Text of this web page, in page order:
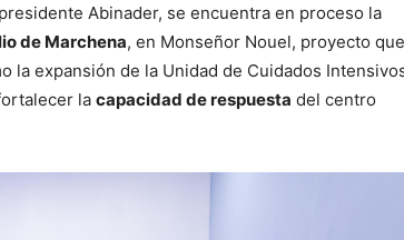
Abinader, se encuentra en proceso la
de Marchena, en Monseñor Nouel, proyecto que
la expansión de la Unidad de Cuidados
la capacidad de respuesta del centro